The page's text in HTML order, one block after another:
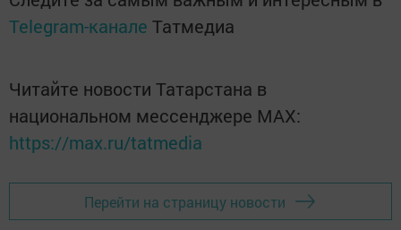
Telegram-канале Татмедиа
Читайте новости Татарстана в
национальном мессенджере MАХ:
https://max.ru/tatmedia
Перейти на страницу новости